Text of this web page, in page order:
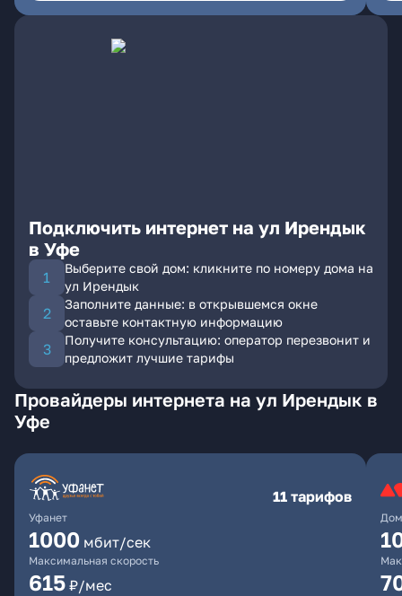
Подключить интернет на ул Ирендык
в Уфе
Выберите свой дом: кликните по номеру дома на
ул Ирендык
Заполните данные: в открывшемся окне
оставьте контактную информацию
Получите консультацию: оператор перезвонит и
предложит лучшие тарифы
Провайдеры интернета на ул Ирендык в
Уфе
Уфанет
11 тарифов
1000 мбит/сек
Максимальная скорость
615 ₽/мес